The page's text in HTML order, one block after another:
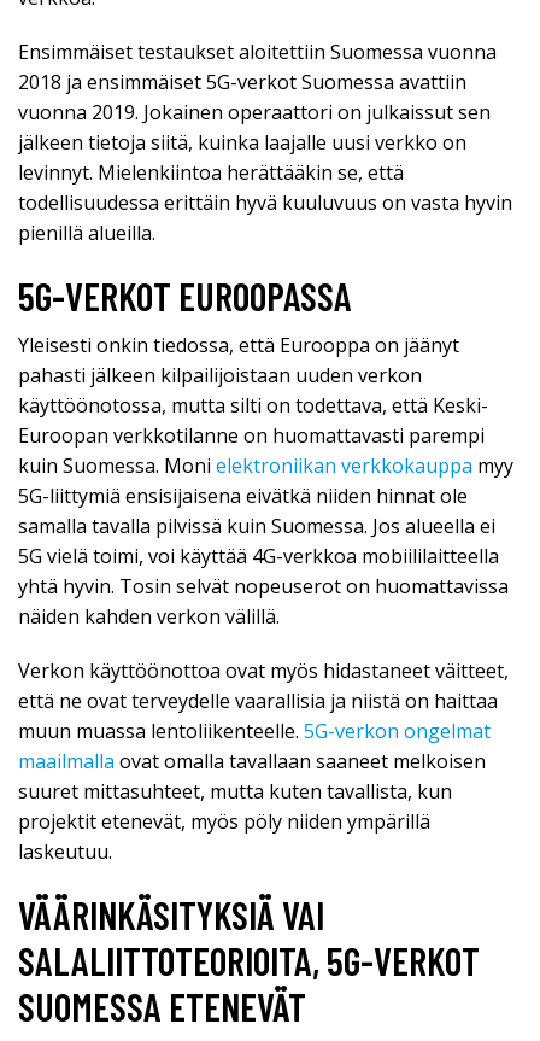
Ensimmäiset testaukset aloitettiin Suomessa vuonna
2018 ja ensimmäiset 5G-verkot Suomessa avattiin
vuonna 2019. Jokainen operaattori on julkaissut sen
jälkeen tietoja siitä, kuinka laajalle uusi verkko on
levinnyt. Mielenkiintoa herättääkin se, että
todellisuudessa erittäin hyvä kuuluvuus on vasta hyvin
pienillä alueilla.
5G-VERKOT EUROOPASSA
Yleisesti onkin tiedossa, että Eurooppa on jäänyt
pahasti jälkeen kilpailijoistaan uuden verkon
käyttöönotossa, mutta silti on todettava, että Keski-
Euroopan verkkotilanne on huomattavasti parempi
kuin Suomessa. Moni elektroniikan verkkokauppa myy
5G-liittymiä ensisijaisena eivätkä niiden hinnat ole
samalla tavalla pilvissä kuin Suomessa. Jos alueella ei
5G vielä toimi, voi käyttää 4G-verkkoa mobiililaitteella
yhtä hyvin. Tosin selvät nopeuserot on huomattavissa
näiden kahden verkon välillä.
Verkon käyttöönottoa ovat myös hidastaneet väitteet,
että ne ovat terveydelle vaarallisia ja niistä on haittaa
muun muassa lentoliikenteelle. 5G-verkon ongelmat
maailmalla ovat omalla tavallaan saaneet melkoisen
suuret mittasuhteet, mutta kuten tavallista, kun
projektit etenevät, myös pöly niiden ympärillä
laskeutuu.
VÄÄRINKÄSITYKSIÄ VAI
SALALIITTOTEORIOITA, 5G-VERKOT
SUOMESSA ETENEVÄT